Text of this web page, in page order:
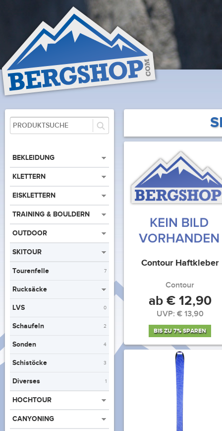
BEKLEIDUNG
KLETTERN
EISKLETTERN
TRAINING & BOULDERN
OUTDOOR
SKITOUR
Tourenfelle 7
Rucksäcke
LVS 0
Schaufeln 2
Sonden 4
Schistöcke 3
Diverses 1
HOCHTOUR
CANYONING
Contour Haftkleber
Contour
ab € 12,90
UVP: € 13,90
BIS ZU 7% SPAREN